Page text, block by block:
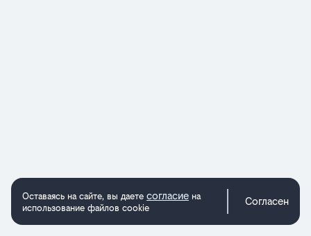
Оставаясь на сайте, вы даете согласие на
использование файлов cookie
Согласен